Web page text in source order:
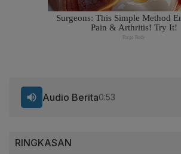
RINGKASAN
Audio Berita0:53